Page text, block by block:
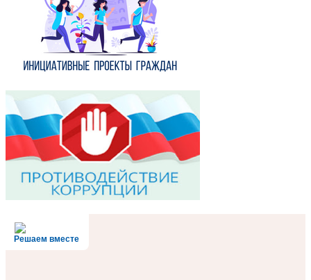
Решаем вместе